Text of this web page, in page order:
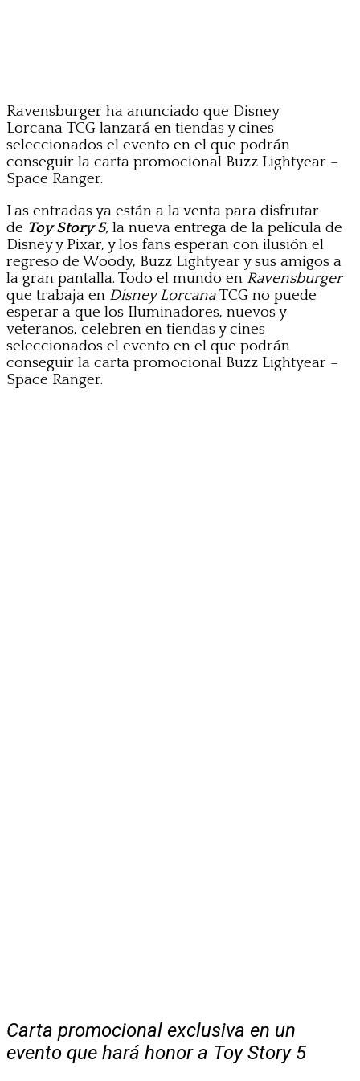
Ravensburger ha anunciado que Disney
Lorcana TCG lanzará en tiendas y cines
seleccionados el evento en el que podrán
conseguir la carta promocional Buzz Lightyear –
Space Ranger.
Las entradas ya están a la venta para disfrutar
de Toy Story 5, la nueva entrega de la película de
Disney y Pixar, y los fans esperan con ilusión el
regreso de Woody, Buzz Lightyear y sus amigos a
la gran pantalla. Todo el mundo en Ravensburger
que trabaja en Disney LorcanaTCG no puede
esperar a que los Iluminadores, nuevos y
veteranos, celebren en tiendas y cines
seleccionados el evento en el que podrán
conseguir la carta promocional Buzz Lightyear –
Space Ranger.
Carta promocional exclusiva en un
evento que hará honor a Toy Story 5